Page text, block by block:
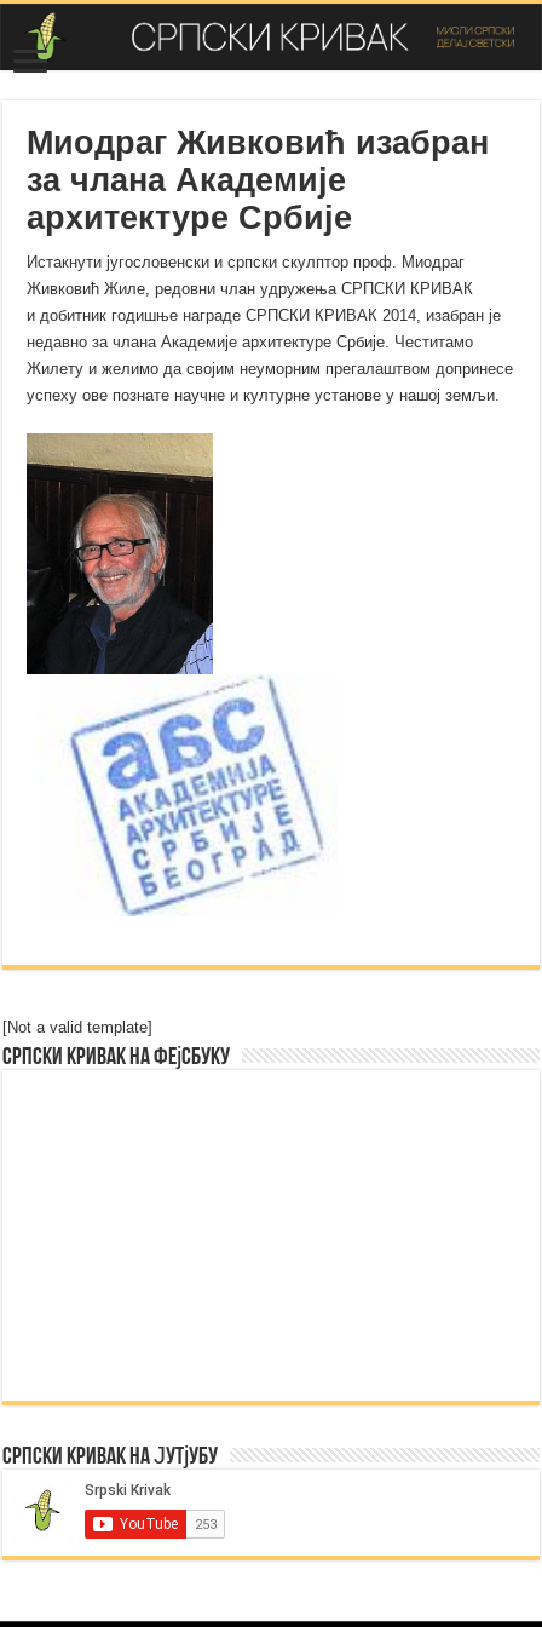
Миодраг Живковић изабран
за члана Академије
архитектуре Србије
Истакнути југословенски и српски скулптор проф. Миодраг
Живковић Жиле, редовни члан удружења СРПСКИ КРИВАК
и добитник годишње награде СРПСКИ КРИВАК 2014, изабран је
недавно за члана Академије архитектуре Србије. Честитамо
Жилету и желимо да својим неуморним прегалаштвом допринесе
успеху ове познате научне и културне установе у нашој земљи.
[Not a valid template]
Српски Кривак на Фејсбуку
Српски Кривак на Јутјубу